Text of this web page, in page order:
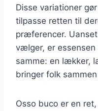
Disse variationer
tilpasse retten til
præferencer.
vælger, er
samme: en lækker,
bringer folk
Osso buco er en